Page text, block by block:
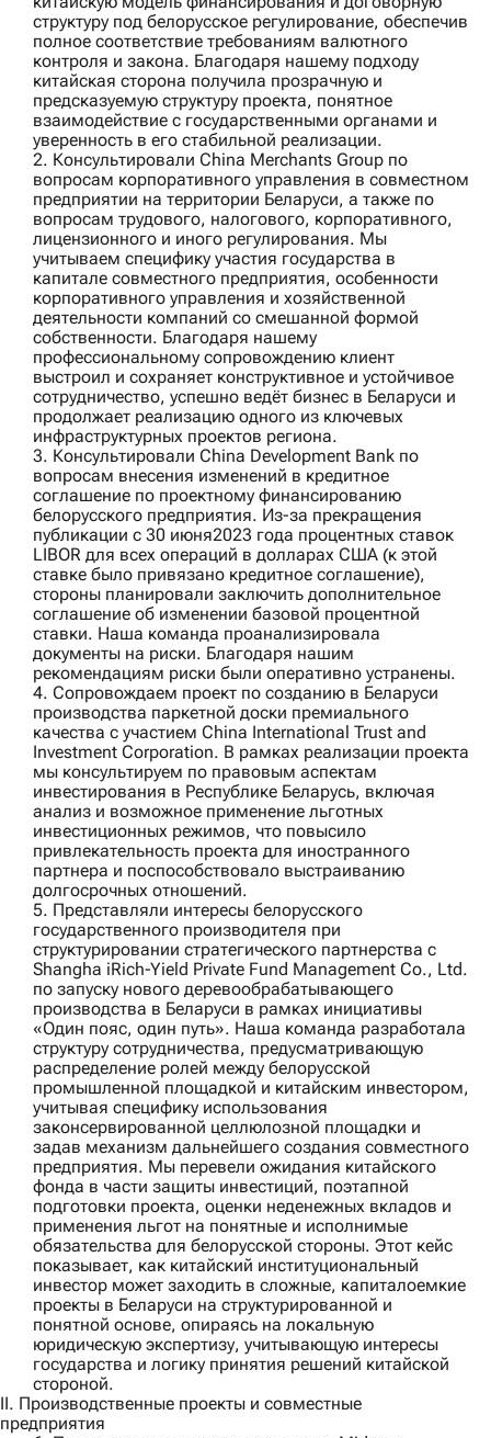
структуру под белорусское регулирование, обеспечив
полное соответствие требованиям валютного
контроля и закона. Благодаря нашему подходу
китайская сторона получила прозрачную и
предсказуемую структуру проекта, понятное
взаимодействие с государственными органами и
уверенность в его стабильной реализации.
2. Консультировали China Merchants Group по
вопросам корпоративного управления в совместном
предприятии на территории Беларуси, а также по
вопросам трудового, налогового, корпоративного,
лицензионного и иного регулирования. Мы
учитываем специфику участия государства в
капитале совместного предприятия, особенности
корпоративного управления и хозяйственной
деятельности компаний со смешанной формой
собственности. Благодаря нашему
профессиональному сопровождению клиент
выстроил и сохраняет конструктивное и устойчивое
сотрудничество, успешно ведёт бизнес в Беларуси и
продолжает реализацию одного из ключевых
инфраструктурных проектов региона.
3. Консультировали China Development Bank по
вопросам внесения изменений в кредитное
соглашение по проектному финансированию
белорусского предприятия. Из-за прекращения
публикации с 30 июня2023 года процентных ставок
LIBOR для всех операций в долларах США (к этой
ставке было привязано кредитное соглашение),
стороны планировали заключить дополнительное
соглашение об изменении базовой процентной
ставки. Наша команда проанализировала
документы на риски. Благодаря нашим
рекомендациям риски были оперативно устранены.
4. Сопровождаем проект по созданию в Беларуси
производства паркетной доски премиального
качества с участием China International Trust and
Investment Corporation. В рамках реализации проекта
мы консультируем по правовым аспектам
инвестирования в Республике Беларусь, включая
анализ и возможное применение льготных
инвестиционных режимов, что повысило
привлекательность проекта для иностранного
партнера и поспособствовало выстраиванию
долгосрочных отношений.
5. Представляли интересы белорусского
государственного производителя при
структурировании стратегического партнерства с
Shangha iRich‑Yield Private Fund Management Co., Ltd.
по запуску нового деревообрабатывающего
производства в Беларуси в рамках инициативы
«Один пояс, один путь». Наша команда разработала
структуру сотрудничества, предусматривающую
распределение ролей между белорусской
промышленной площадкой и китайским инвестором,
учитывая специфику использования
законсервированной целлюлозной площадки и
задав механизм дальнейшего создания совместного
предприятия. Мы перевели ожидания китайского
фонда в части защиты инвестиций, поэтапной
подготовки проекта, оценки неденежных вкладов и
применения льгот на понятные и исполнимые
обязательства для белорусской стороны. Этот кейс
показывает, как китайский институциональный
инвестор может заходить в сложные, капиталоемкие
проекты в Беларуси на структурированной и
понятной основе, опираясь на локальную
юридическую экспертизу, учитывающую интересы
государства и логику принятия решений китайской
стороной.
II. Производственные проекты и совместные
предприятия